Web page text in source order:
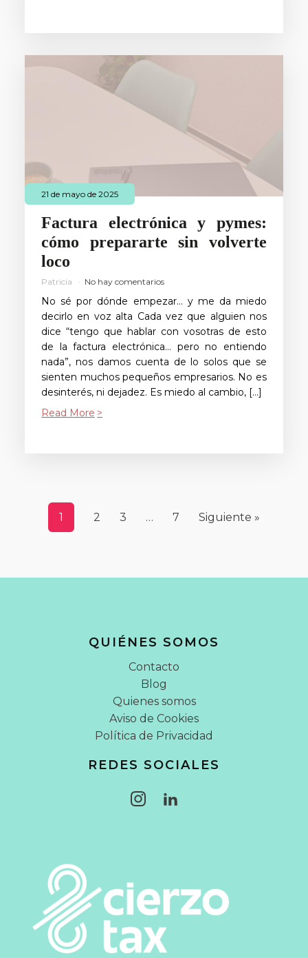
21 de mayo de 2025
Factura electrónica y pymes:
cómo prepararte sin volverte
loco
Patricia No hay comentarios
No sé por dónde empezar… y me da miedo
decirlo en voz alta Cada vez que alguien nos
dice “tengo que hablar con vosotras de esto
de la factura electrónica… pero no entiendo
nada”, nos damos cuenta de lo solos que se
sienten muchos pequeños empresarios. No es
desinterés, ni dejadez. Es miedo al cambio, […]
Read More
1 2 3 … 7 Siguiente »
QUIÉNES SOMOS
Contacto
Blog
Quienes somos
Aviso de Cookies
Política de Privacidad
REDES SOCIALES